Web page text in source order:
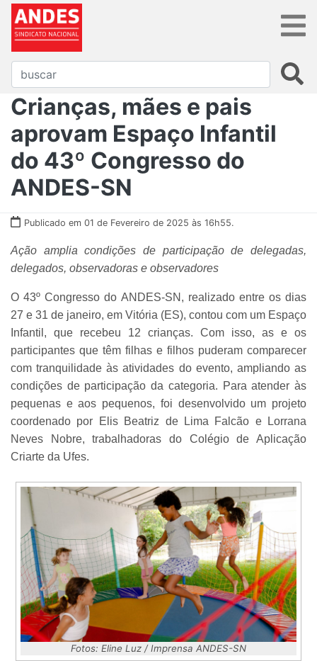
Crianças, mães e pais
aprovam Espaço Infantil
do 43º Congresso do
ANDES-SN
Publicado em 01 de Fevereiro de 2025 às 16h55.
Ação amplia condições de participação de delegadas,
delegados, observadoras e observadores
O 43º Congresso do ANDES-SN, realizado entre os dias
27 e 31 de janeiro, em Vitória (ES), contou com um Espaço
Infantil, que recebeu 12 crianças. Com isso, as e os
participantes que têm filhas e filhos puderam comparecer
com tranquilidade às atividades do evento, ampliando as
condições de participação da categoria. Para atender às
pequenas e aos pequenos, foi desenvolvido um projeto
coordenado por Elis Beatriz de Lima Falcão e Lorrana
Neves Nobre, trabalhadoras do Colégio de Aplicação
Criarte da Ufes.
Fotos: Eline Luz / Imprensa ANDES-SN